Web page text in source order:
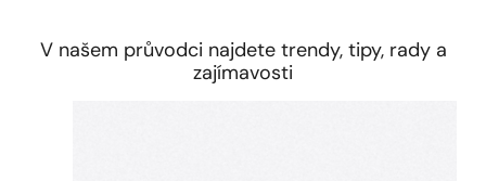
V našem průvodci najdete trendy, tipy, rady a
zajímavosti